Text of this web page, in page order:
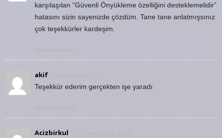
karşılaşılan “Güvenli Önyükleme özelliğini desteklemelidir”
hatasını sizin sayenizde çözdüm. Tane tane anlatmışsınız
çok teşekkürler kardeşim.
akif
Teşekkür ederim gerçekten işe yaradı
Acizbirkul